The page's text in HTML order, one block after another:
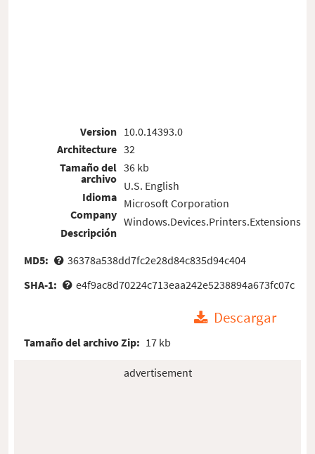
Version
Architecture
Tamaño del
archivo
Idioma
Company
Descripción
10.0.14393.0
32
36 kb
U.S. English
Microsoft Corporation
Windows.Devices.Printers.Extensions
MD5:
36378a538dd7fc2e28d84c835d94c404
SHA-1:
e4f9ac8d70224c713eaa242e5238894a673fc07c
Descargar
Tamaño del archivo Zip: 17 kb
advertisement